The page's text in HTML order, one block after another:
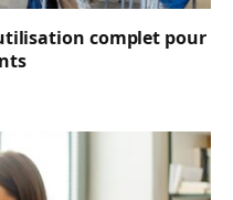
complet pour